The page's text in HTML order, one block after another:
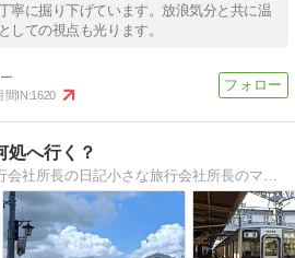
寧に掘り下げています。放浪気分と共に温
しての視点も光ります。
間IN:1620
処へ行く？
乗り物好きな小さな旅行会社所長の日記小さな旅行会社所長のマイペースブログ。日本の鉄道（ＪＲ・私鉄・地下鉄・路面電車・ケーブルカー）を全線制覇しました。